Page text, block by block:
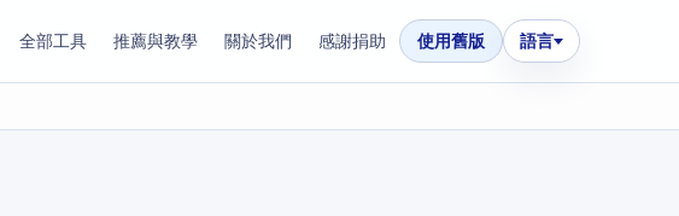
全部工具 推薦與教學 關於我們 感謝捐助 使用舊版 語言